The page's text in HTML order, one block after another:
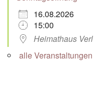
16.08.2026
15:00
Heimathaus Verl
alle Veranstaltungen